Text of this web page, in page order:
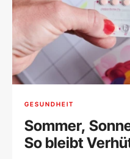
GESUNDHEIT
Sommer,
So bleibt